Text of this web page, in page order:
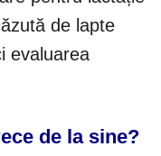
de lapte
evaluarea
de la sine?